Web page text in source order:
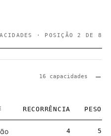
· POSIÇÃO 2 DE 8
16 capacidades
RECORRÊNCIA PESO
4 5